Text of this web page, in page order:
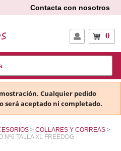
Contacta con nosotros
0
Cualquier pedido
será aceptado ni completado.
COLLARES Y CORREAS
Nº6 TALLA XL FREEDOG